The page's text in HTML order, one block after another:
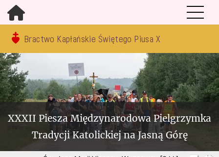
Bractwo Kapłańskie Świętego Piusa X
XXXII Piesza Międzynarodowa Pielgrzymka
Tradycji Katolickiej na Jasną Górę